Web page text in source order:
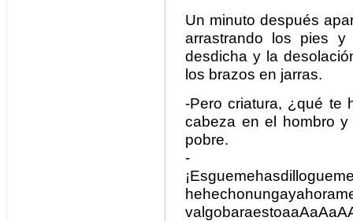
Un minuto después
arrastrando los pies
desdicha y la
los brazos en jarras.
-Pero criatura, ¿qué te
cabeza en el hombro y
pobre.
-